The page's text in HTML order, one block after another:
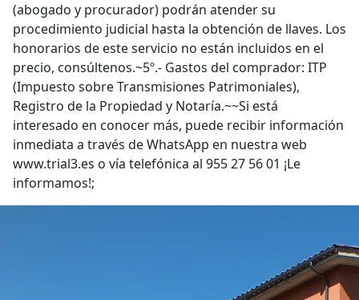
(abogado y procurador) podrán atender su
procedimiento judicial hasta la obtención de llaves. Los
honorarios de este servicio no están incluidos en el
precio, consúltenos.~5º.- Gastos del comprador: ITP
(Impuesto sobre Transmisiones Patrimoniales),
Registro de la Propiedad y Notaría.~~Si está
interesado en conocer más, puede recibir información
inmediata a través de WhatsApp en nuestra web
www.trial3.es o vía telefónica al 955 27 56 01 ¡Le
informamos!;